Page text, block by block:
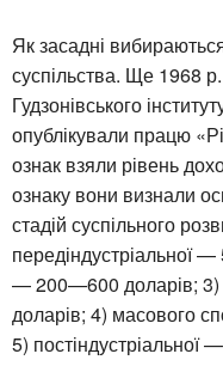
Як засадні
суспільства. Ще 1968
Гудзонівського
опублікували працю
ознак взяли рівень
ознаку вони визнали
стадій суспільного
передіндустріальної
— 200—600 доларів; 3)
доларів; 4) масового
5)